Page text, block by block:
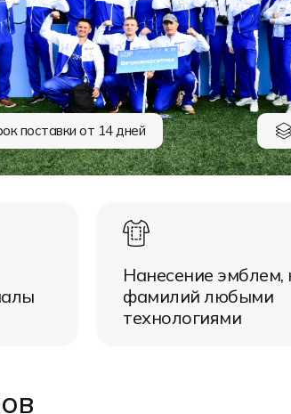
поставки от 14 дней
Нанесение эмблем,
фамилий любыми
технологиями